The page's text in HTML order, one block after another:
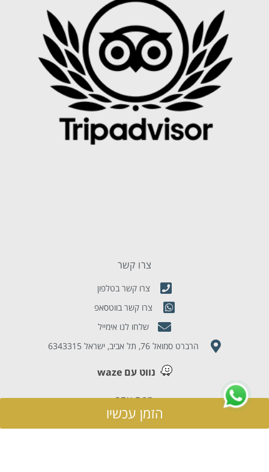
הזמן עכשיו
צרו קשר
צרו קשר בטלפון
צרו קשר בווטסאפ
שלחו לנו אימייל
הרברט סמואל 76, תל אביב, ישראל 6343315
נווט עם waze
מפת אתר